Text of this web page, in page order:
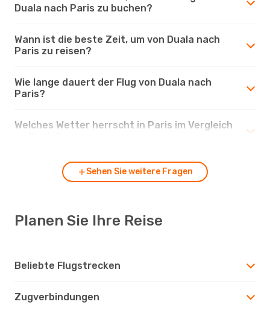
Duala nach Paris zu buchen?
Wann ist die beste Zeit, um von Duala nach
Paris zu reisen?
Wie lange dauert der Flug von Duala nach
Paris?
Welches Wetter herrscht in Paris im Vergleich
Sehen Sie weitere Fragen
Planen Sie Ihre Reise
Beliebte Flugstrecken
Zugverbindungen